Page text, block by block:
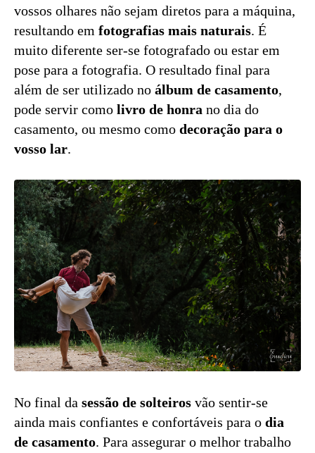
vossos olhares não sejam diretos para a máquina,
resultando em fotografias mais naturais. É
muito diferente ser-se fotografado ou estar em
pose para a fotografia. O resultado final para
além de ser utilizado no álbum de casamento,
pode servir como livro de honra no dia do
casamento, ou mesmo como decoração para o
vosso lar.
No final da sessão de solteiros vão sentir-se
ainda mais confiantes e confortáveis para o dia
de casamento. Para assegurar o melhor trabalho